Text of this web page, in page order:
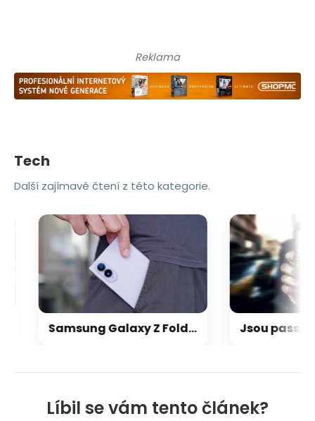
Líbil se vám tento článek?
Reklama
Tech
Další zajímavé čtení z této kategorie.
Samsung Galaxy Z Fold 8 recenze: nový standard, nebo slepá kolej?